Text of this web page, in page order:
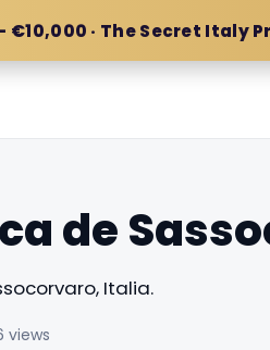
· The Secret Italy
de
Italia.
views